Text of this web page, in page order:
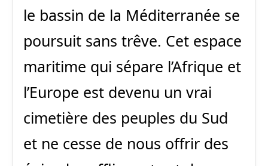
le bassin de la Méditerranée se
poursuit sans trêve. Cet espace
maritime qui sépare l’Afrique et
l’Europe est devenu un vrai
cimetière des peuples du Sud
et ne cesse de nous offrir des